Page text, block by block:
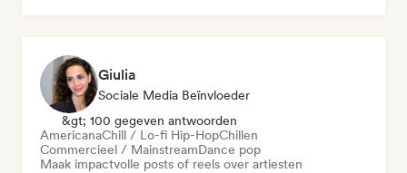
Giulia
Sociale Media Beïnvloeder
&gt; 100 gegeven antwoorden
AmericanaChill / Lo-fi Hip-HopChillen
Commercieel / MainstreamDance pop
Maak impactvolle posts of reels over artiesten